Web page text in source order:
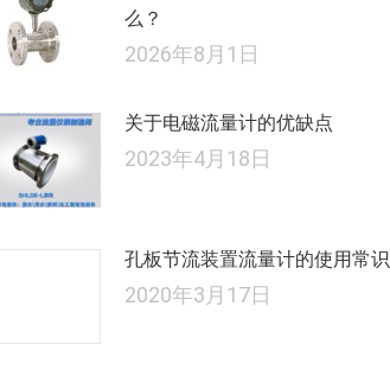
么？
2026年8月1日
关于电磁流量计的优缺点
2023年4月18日
孔板节流装置流量计的使用常识
2020年3月17日